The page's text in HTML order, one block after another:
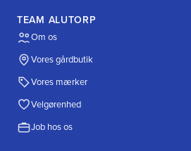
TEAM ALUTORP
Om os
Vores gårdbutik
Vores mærker
Velgørenhed
Job hos os